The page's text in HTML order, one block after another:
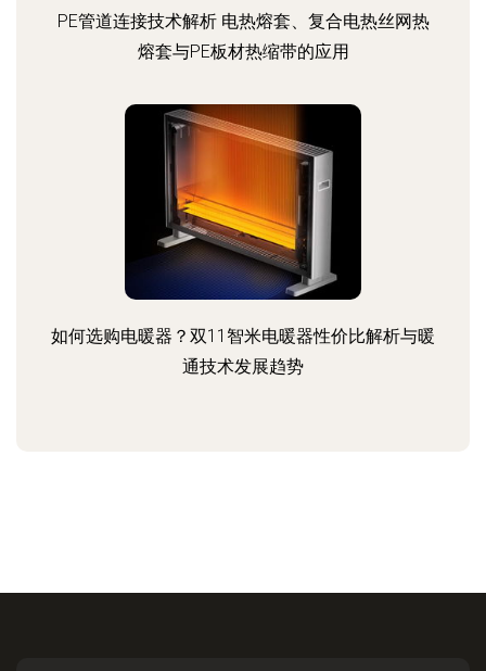
PE管道连接技术解析 电热熔套、复合电热丝网热
熔套与PE板材热缩带的应用
如何选购电暖器？双11智米电暖器性价比解析与暖
通技术发展趋势